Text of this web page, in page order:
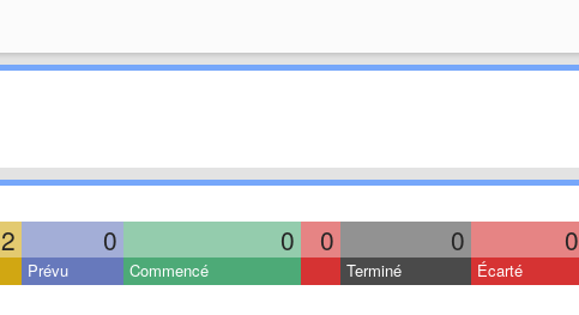
2 0 0 0 0 0
Prévu Commencé Terminé Écarté